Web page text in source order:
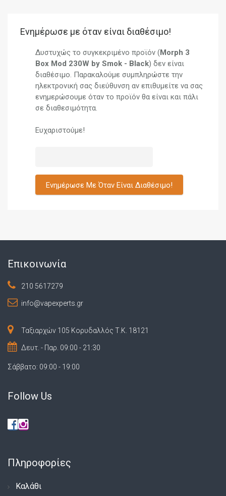
Ενημέρωσε με όταν είναι διαθέσιμο!
Δυστυχώς το συγκεκριμένο προϊόν (Morph 3
Box Mod 230W by Smok - Black) δεν είναι
διαθέσιμο. Παρακαλούμε συμπληρώστε την
ηλεκτρονική σας διεύθυνση αν επιθυμείτε να σας
ενημερώσουμε όταν το προϊόν θα είναι και πάλι
σε διαθεσιμότητα.
Ευχαριστούμε!
Επικοινωνία
210 5617279
info@vapexperts.gr
Ταξιαρχών 105 Κορυδαλλός Τ.Κ. 18121
Δευτ. - Παρ. 09:00 - 21:30
Σάββατο: 09:00 - 19:00
Follow Us
Πληροφορίες
Καλάθι